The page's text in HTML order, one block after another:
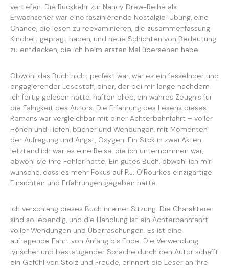
vertiefen. Die Rückkehr zur Nancy Drew-Reihe als
Erwachsener war eine faszinierende Nostalgie-Übung, eine
Chance, die lesen zu reexaminieren, die zusammenfassung
Kindheit geprägt haben, und neue Schichten von Bedeutung
zu entdecken, die ich beim ersten Mal übersehen habe.
Obwohl das Buch nicht perfekt war, war es ein fesselnder und
engagierender Lesestoff, einer, der bei mir lange nachdem
ich fertig gelesen hatte, haften blieb, ein wahres Zeugnis für
die Fähigkeit des Autors. Die Erfahrung des Lesens dieses
Romans war vergleichbar mit einer Achterbahnfahrt – voller
Höhen und Tiefen, bücher und Wendungen, mit Momenten
der Aufregung und Angst, Oxygen: Ein Stck in zwei Akten
letztendlich war es eine Reise, die ich unternommen war,
obwohl sie ihre Fehler hatte. Ein gutes Buch, obwohl ich mir
wünsche, dass es mehr Fokus auf P.J. O’Rourkes einzigartige
Einsichten und Erfahrungen gegeben hätte.
Ich verschlang dieses Buch in einer Sitzung. Die Charaktere
sind so lebendig, und die Handlung ist ein Achterbahnfahrt
voller Wendungen und Überraschungen. Es ist eine
aufregende Fahrt von Anfang bis Ende. Die Verwendung
lyrischer und bestätigender Sprache durch den Autor schafft
ein Gefühl von Stolz und Freude, erinnert die Leser an ihre